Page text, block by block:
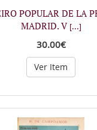
POPULAR DE LA
MADRID. V [...]
30.00€
Ver Item